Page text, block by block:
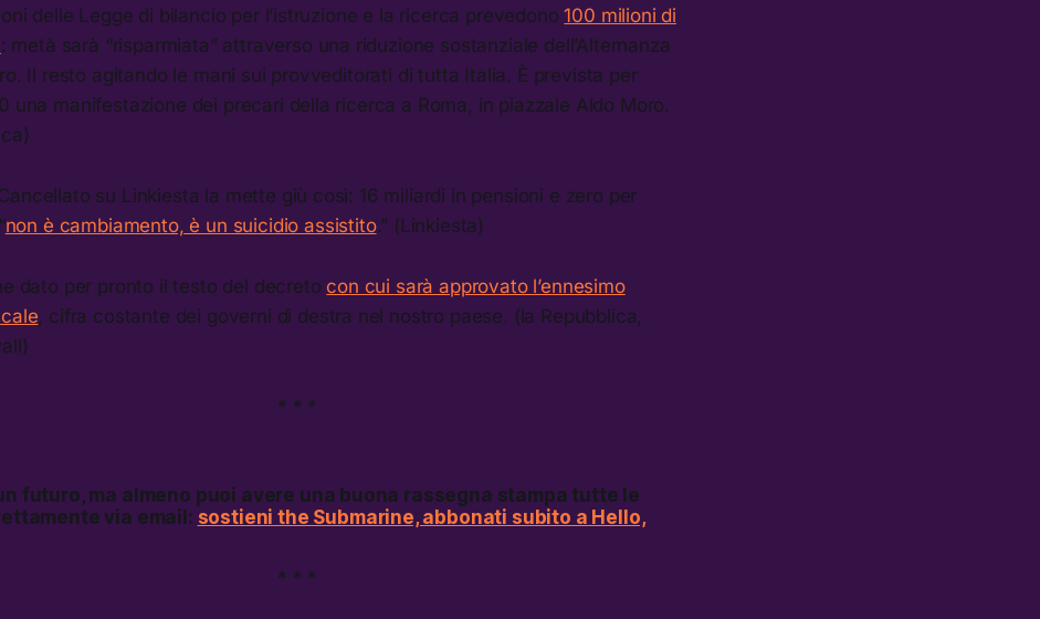
delle Legge di bilancio per l’istruzione e la ricerca prevedono100 milioni di
: metà sarà “risparmiata” attraverso una riduzione sostanziale dell’Alternanza
Il resto agitando le mani sui provveditorati di tutta Italia. È prevista per
una manifestazione dei precari della ricerca a Roma, in piazzale Aldo Moro.
su Linkiesta la mette giù così: 16 miliardi in pensioni e zero per
non è cambiamento, è un suicidio assistito.” (Linkiesta)
dato per pronto il testo del decreto con cui sarà approvato l’ennesimo
, cifra costante dei governi di destra nel nostro paese. (la Repubblica,
* * *
futuro, ma almeno puoi avere una buona rassegna stampa tutte le
via email: sostieni the Submarine, abbonati subito a Hello,
* * *